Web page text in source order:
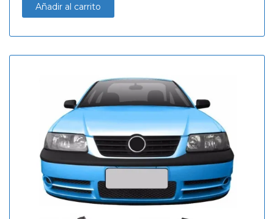
Añadir al carrito